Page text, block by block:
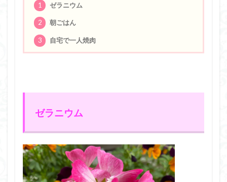
1 ゼラニウム
2 朝ごはん
3 自宅で一人焼肉
ゼラニウム